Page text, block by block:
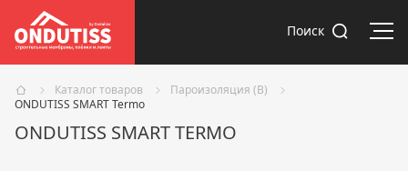
Поиск
Каталог товаров
Пароизоляция (В)
ONDUTISS SMART Termo
ONDUTISS SMART TERMO